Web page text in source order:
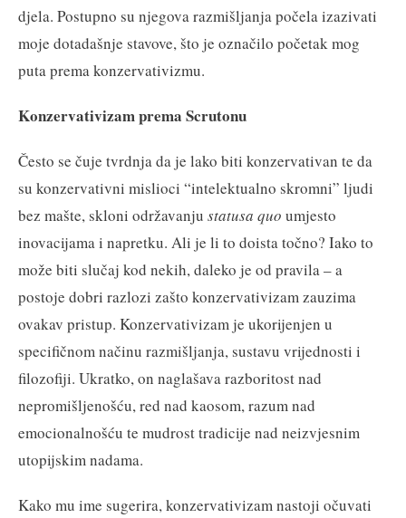
djela. Postupno su njegova razmišljanja počela izazivati
moje dotadašnje stavove, što je označilo početak mog
puta prema konzervativizmu.
Konzervativizam prema Scrutonu
Često se čuje tvrdnja da je lako biti konzervativan te da
su konzervativni mislioci “intelektualno skromni” ljudi
bez mašte, skloni održavanju statusa quo umjesto
inovacijama i napretku. Ali je li to doista točno? Iako to
može biti slučaj kod nekih, daleko je od pravila – a
postoje dobri razlozi zašto konzervativizam zauzima
ovakav pristup. Konzervativizam je ukorijenjen u
specifičnom načinu razmišljanja, sustavu vrijednosti i
filozofiji. Ukratko, on naglašava razboritost nad
nepromišljenošću, red nad kaosom, razum nad
emocionalnošću te mudrost tradicije nad neizvjesnim
utopijskim nadama.
Kako mu ime sugerira, konzervativizam nastoji očuvati